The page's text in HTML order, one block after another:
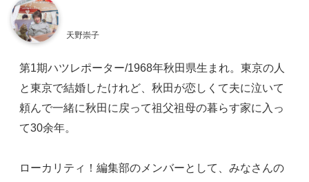
天野崇子
第1期ハツレポーター/1968年秋田県生まれ。東京の人
と東京で結婚したけれど、秋田が恋しくて夫に泣いて
頼んで一緒に秋田に戻って祖父祖母の暮らす家に入っ
て30余年。
ローカリティ！編集部のメンバーとして、みなさんの